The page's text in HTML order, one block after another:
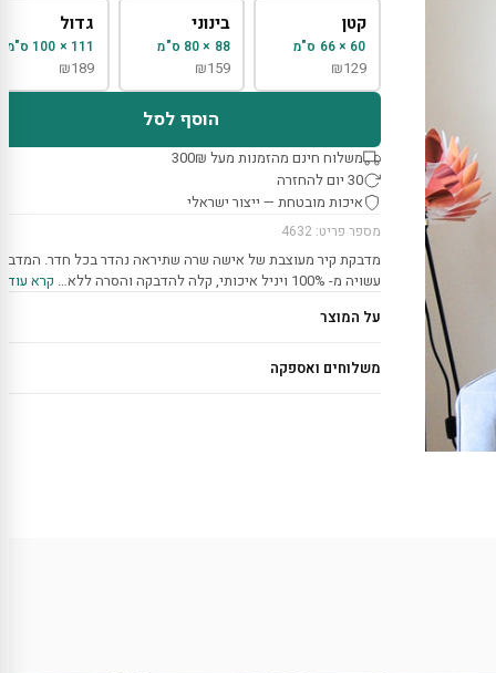
קטן
60 × 66 ס"מ
₪129
בינוני
88 × 80 ס"מ
₪159
גדול
111 × 100 ס"מ
₪189
הוסף לסל
משלוח חינם מהזמנות מעל 300₪
30 יום להחזרה
איכות מובטחת — ייצור ישראלי
מספר פריט: 4632
מדבקת קיר מעוצבת של אישה שרה שתיראה נהדר בכל חדר.
עשויה מ- 100% ויניל איכותי, קלה להדבקה והסרה ללא…
קרא עוד ›
על המוצר
משלוחים ואספקה